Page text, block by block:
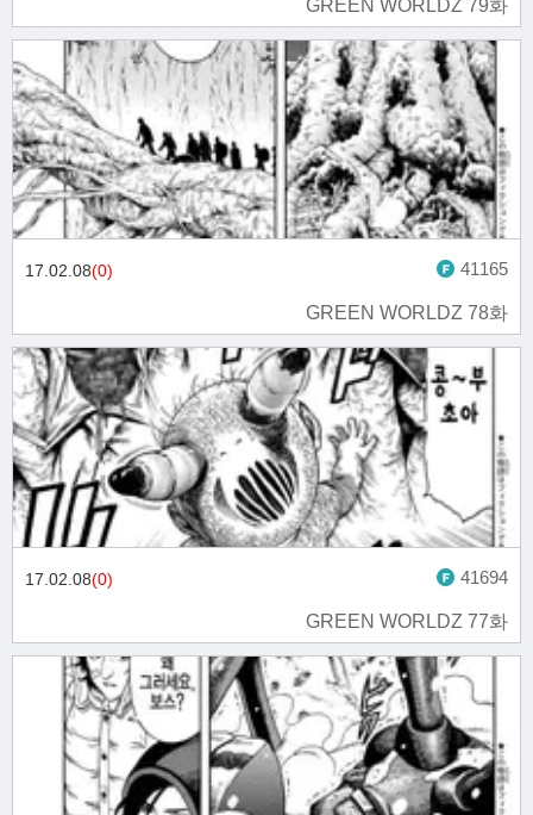
GREEN WORLDZ 79화
GREEN WORLDZ 78화
17.02.08(0) 41165
GREEN WORLDZ 77화
17.02.08(0) 41694